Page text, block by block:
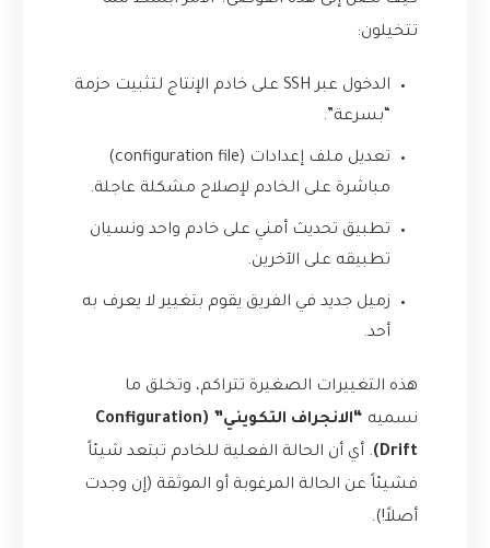
تتخيلون:
الدخول عبر SSH على خادم الإنتاج لتثبيت حزمة
“بسرعة”.
تعديل ملف إعدادات (configuration file)
مباشرة على الخادم لإصلاح مشكلة عاجلة.
تطبيق تحديث أمني على خادم واحد ونسيان
تطبيقه على الآخرين.
زميل جديد في الفريق يقوم بتغيير لا يعرف به
أحد.
هذه التغييرات الصغيرة تتراكم، وتخلق ما
نسميه
“الانجراف التكويني” (Configuration
Drift) . أي أن الحالة الفعلية للخادم تبتعد شيئاً
فشيئاً عن الحالة المرغوبة أو الموثقة (إن وجدت
أصلاً!).